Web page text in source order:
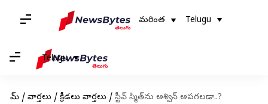
మరింత Telugu
Telugu
హోమ్ / వార్తలు / క్రీడలు వార్తలు / స్టీవ్ స్మిత్‌ను అశ్విన్ అపగలడా..?